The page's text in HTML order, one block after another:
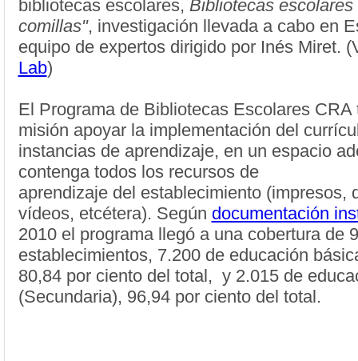
bibliotecas escolares, Bibliotecas escolares
comillas", investigación llevada a cabo en
equipo de expertos dirigido por Inés Miret.
Lab)
El Programa de Bibliotecas Escolares CRA
misión apoyar la implementación del
instancias de aprendizaje, en un espacio
contenga todos los recursos de
aprendizaje del establecimiento (impresos,
vídeos, etcétera). Según documentación
2010 el programa llegó a una cobertura de
establecimientos, 7.200 de educación
80,84 por ciento del total, y 2.015 de
(Secundaria), 96,94 por ciento del total.